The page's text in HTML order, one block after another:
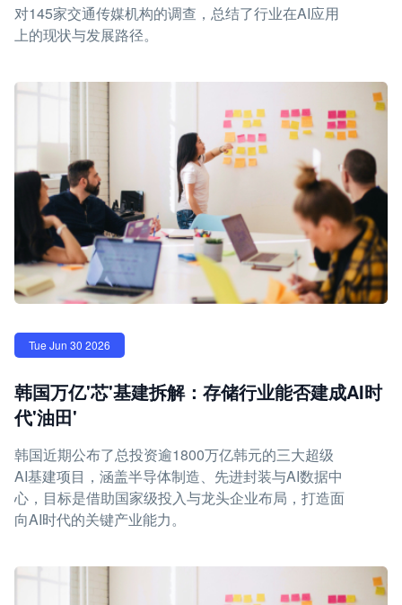
对145家交通传媒机构的调查，总结了行业在AI应用
上的现状与发展路径。
Tue Jun 30 2026
韩国万亿'芯'基建拆解：存储行业能否建成AI时
代'油田'
韩国近期公布了总投资逾1800万亿韩元的三大超级
AI基建项目，涵盖半导体制造、先进封装与AI数据中
心，目标是借助国家级投入与龙头企业布局，打造面
向AI时代的关键产业能力。